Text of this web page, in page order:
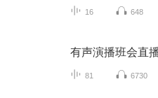
16 648
有声演播班会直
81 6730